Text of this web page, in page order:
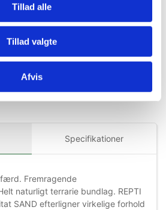
Tillad alle
Tillad valgte
Afvis
Specifikationer
Fremragende
naturligt terrarie bundlag. REPTI
SAND efterligner virkelige forhold